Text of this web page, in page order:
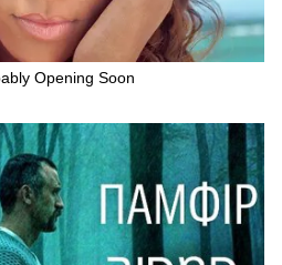
Opening Soon